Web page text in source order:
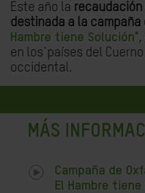
Este año la recaudación
destinada a la campaña
Hambre tiene Solución",
en los`países del
occidental.
MÁS
Campaña de
El Hambre